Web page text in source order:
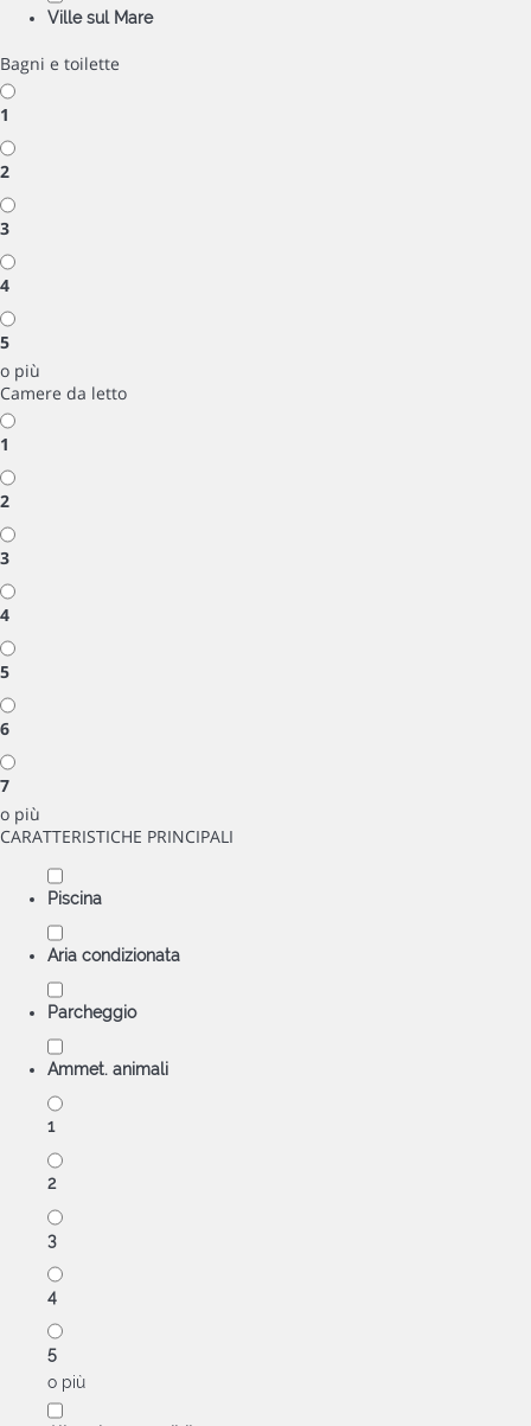
Ville sul Mare
Bagni e toilette
1
2
3
4
5
o più
Camere da letto
1
2
3
4
5
6
7
o più
CARATTERISTICHE PRINCIPALI
Piscina
Aria condizionata
Parcheggio
Ammet. animali
1
2
3
4
5
o più